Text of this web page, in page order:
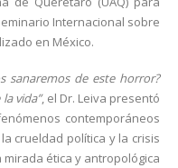
Internacional sobre
en México.
sanaremos de este horror?
vida”, el Dr. Leiva presentó
contemporáneos
crueldad política y la crisis
ética y antropológica